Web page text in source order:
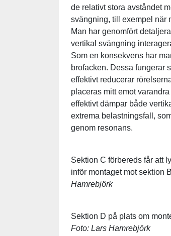
de relativt stora avståndet
svängning, till exempel när
Man har genomfört
vertikal svängning
Som en konsekvens har
brofacken. Dessa fungerar
effektivt reducerar
placeras mitt emot
effektivt dämpar både
extrema belastningsfall,
genom resonans.
Sektion C förbereds får att
inför montaget mot sektion
Hamrebjörk
Sektion D på plats om
Foto: Lars Hamrebjörk